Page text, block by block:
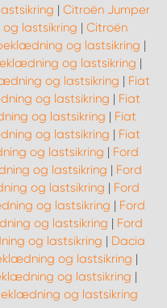
| Citroën Jumper
lastsikring | Citroën
og lastsikring |
og lastsikring |
og lastsikring | Fiat
og lastsikring | Fiat
og lastsikring | Fiat
og lastsikring | Fiat
og lastsikring | Ford
og lastsikring | Ford
og lastsikring | Ford
og lastsikring | Ford
og lastsikring | Ford
og lastsikring | Dacia
og lastsikring |
og lastsikring |
og lastsikring